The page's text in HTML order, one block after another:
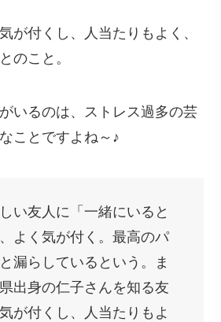
が付くし、人当たりもよく、
のこと。
いるのは、ストレス過多の芸
ことですよね～♪
い友人に「一緒にいると
よく気が付く。最高のパ
漏らしているという。ま
出身の仁子さんを知る友
が付くし、人当たりもよ